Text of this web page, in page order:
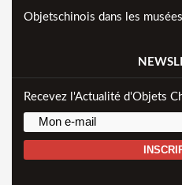
Objetschinois dans les musées
Recevez l'Actualité d'Objets